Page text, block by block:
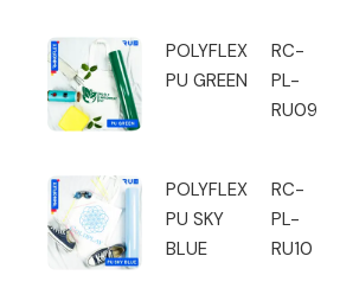
POLYFLEX
PU GREEN
RC-
PL-
RU09
POLYFLEX
PU SKY
BLUE
RC-
PL-
RU10